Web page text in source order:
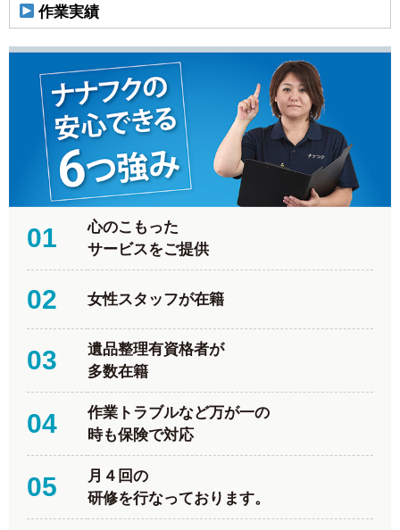
作業実績
01
心のこもった
サービスをご提供
02 女性スタッフが在籍
03
遺品整理有資格者が
多数在籍
04
作業トラブルなど万が一の
時も保険で対応
05
月４回の
研修を行なっております。